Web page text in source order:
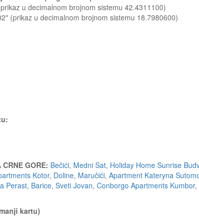
u decimalnom brojnom sistemu 42.4311100)
(prikaz u decimalnom brojnom sistemu 18.7980600)
GORE: Bečići, Medni Sat, Holiday Home Sunrise
Kotor, Doline, Maručići, Apartment Kateryna
Perast, Barice, Sveti Jovan, Conborgo Apartments Kumbor,
kartu)